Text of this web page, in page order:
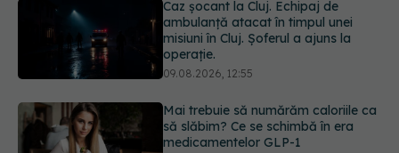
Mai trebuie să numărăm caloriile ca
să slăbim? Ce se schimbă în era
medicamentelor GLP-1
09.08.2026, 12:00
Prof. univ. dr. Cătălina Poiană (CMR),
avertisment după ambulanța